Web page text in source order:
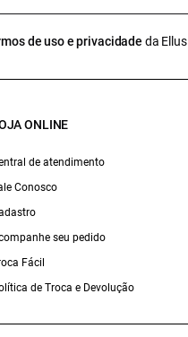
de uso e privacidade da Ellus
ONLINE
de atendimento
Conosco
seu pedido
Fácil
de Troca e Devolução